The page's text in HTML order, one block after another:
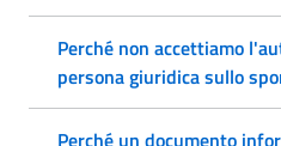
Perché non accettiamo
persona giuridica sullo
Perché un documento